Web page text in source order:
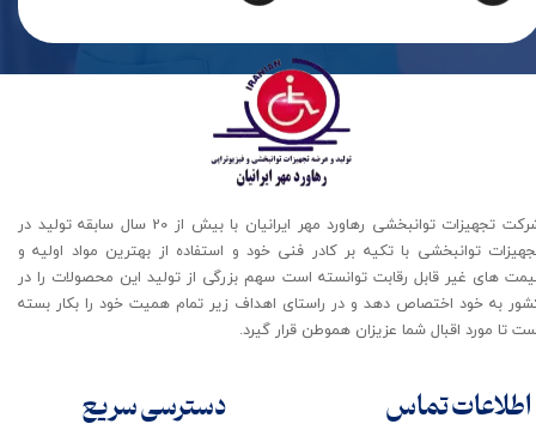
اطلاعات تماس
شرکت تجهیزات توانبخشی رهاورد مهر ایرانیان با بیش از 20 سال سابقه تولید در
توانبخشی با تکیه بر کادر فنی خود و استفاده از بهترین مواد اولیه و
های غیر قابل رقابت توانسته است سهم بزرگی از تولید این محصولات را در
به خود اختصاص دهد و در راستای اهداف زیر تمام همیت خود را بکار بسته
تا مورد اقبال شما عزیزان هموطن قرار گیرد​​​​​​​.
دسترسی سریع